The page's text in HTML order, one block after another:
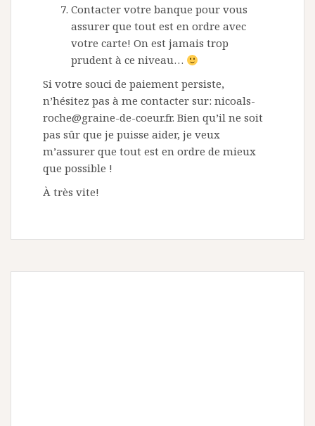
Contacter votre banque pour vous
assurer que tout est en ordre avec
votre carte! On est jamais trop
prudent à ce niveau…
Si votre souci de paiement persiste,
n’hésitez pas à me contacter sur: nicoals-
roche@graine-de-coeur.fr. Bien qu’il ne soit
pas sûr que je puisse aider, je veux
m’assurer que tout est en ordre de mieux
que possible !
À très vite!